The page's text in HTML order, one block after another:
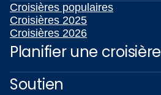
Croisières populaires
Croisières 2025
Croisières 2026
Planifier une croisière
Soutien